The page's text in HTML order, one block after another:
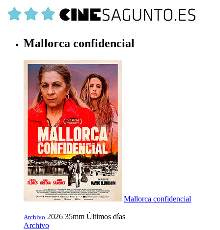
Mallorca confidencial
Mallorca confidencial
Archivo 2026 35mm Últimos días
Archivo